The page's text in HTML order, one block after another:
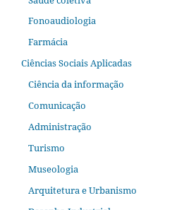
Fonoaudiologia
Farmácia
Ciências Sociais Aplicadas
Ciência da informação
Comunicação
Administração
Turismo
Museologia
Arquitetura e Urbanismo